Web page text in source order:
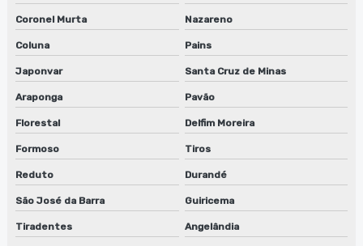
Coronel Murta Nazareno
Coluna Pains
Japonvar Santa Cruz de Minas
Araponga Pavão
Florestal Delfim Moreira
Formoso Tiros
Reduto Durandé
São José da Barra Guiricema
Tiradentes Angelândia